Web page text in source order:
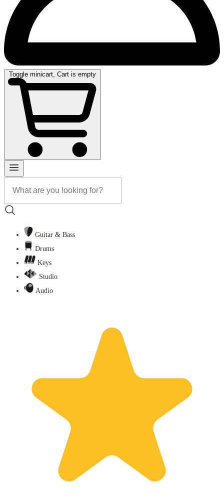
Toggle minicart, Cart is empty
Guitar & Bass
Drums
Keys
Studio
Audio